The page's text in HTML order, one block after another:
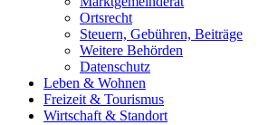
Ortsrecht
Steuern, Gebühren, Beiträge
Weitere Behörden
Datenschutz
Leben & Wohnen
Freizeit & Tourismus
Wirtschaft & Standort